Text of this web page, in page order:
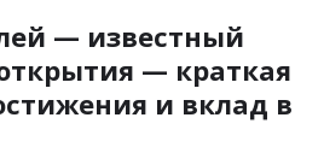
— известный
— краткая
и вклад в